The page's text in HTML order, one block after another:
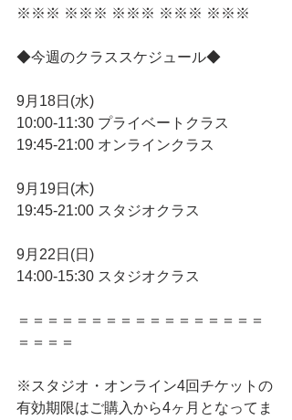
※※※ ※※※ ※※※ ※※※ ※※※
◆今週のクラススケジュール◆
9月18日(水)
10:00-11:30 プライベートクラス
19:45-21:00 オンラインクラス
9月19日(木)
19:45-21:00 スタジオクラス
9月22日(日)
14:00-15:30 スタジオクラス
＝＝＝＝＝＝＝＝＝＝＝＝＝＝＝＝＝
＝＝＝＝
※スタジオ・オンライン4回チケットの
有効期限はご購入から4ヶ月となってま